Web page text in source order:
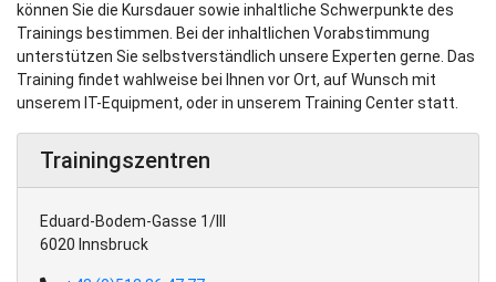
können Sie die Kursdauer sowie inhaltliche Schwerpunkte des
Trainings bestimmen. Bei der inhaltlichen Vorabstimmung
unterstützen Sie selbstverständlich unsere Experten gerne. Das
Training findet wahlweise bei Ihnen vor Ort, auf Wunsch mit
unserem IT-Equipment, oder in unserem Training Center statt.
Trainingszentren
Eduard-Bodem-Gasse 1/III
6020 Innsbruck